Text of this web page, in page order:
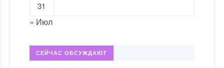
31
« Июл
СЕЙЧАС ОБСУЖДАЮТ